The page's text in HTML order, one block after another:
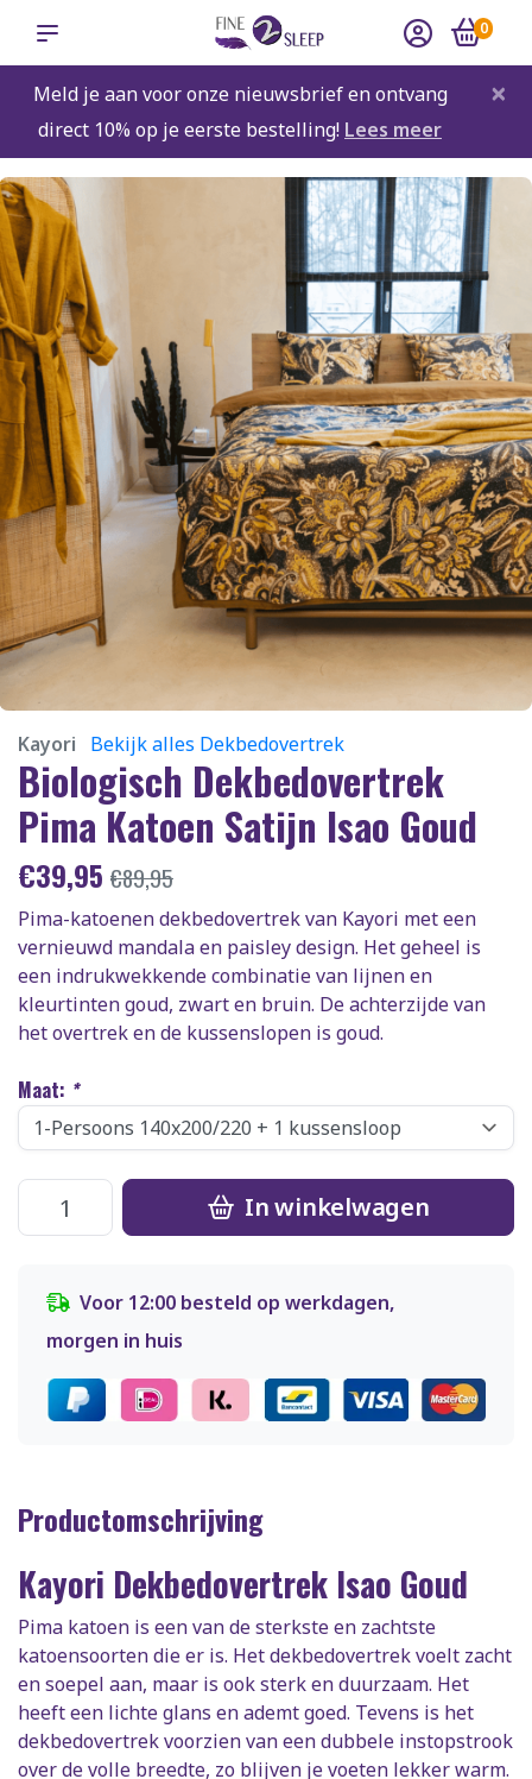
0
Meld je aan voor onze nieuwsbrief en ontvang
direct 10% op je eerste bestelling! Lees meer
×
Kayori Bekijk alles Dekbedovertrek
Biologisch Dekbedovertrek
Pima Katoen Satijn Isao Goud
€39,95 €89,95
Pima-katoenen dekbedovertrek van Kayori met een
vernieuwd mandala en paisley design. Het geheel is
een indrukwekkende combinatie van lijnen en
kleurtinten goud, zwart en bruin. De achterzijde van
het overtrek en de kussenslopen is goud.
Maat: *
In winkelwagen
Voor 12:00 besteld op werkdagen,
morgen in huis
Productomschrijving
Kayori Dekbedovertrek Isao Goud
Pima katoen is een van de sterkste en zachtste
katoensoorten die er is. Het dekbedovertrek voelt zacht
en soepel aan, maar is ook sterk en duurzaam. Het
heeft een lichte glans en ademt goed. Tevens is het
dekbedovertrek voorzien van een dubbele instopstrook
over de volle breedte, zo blijven je voeten lekker warm.